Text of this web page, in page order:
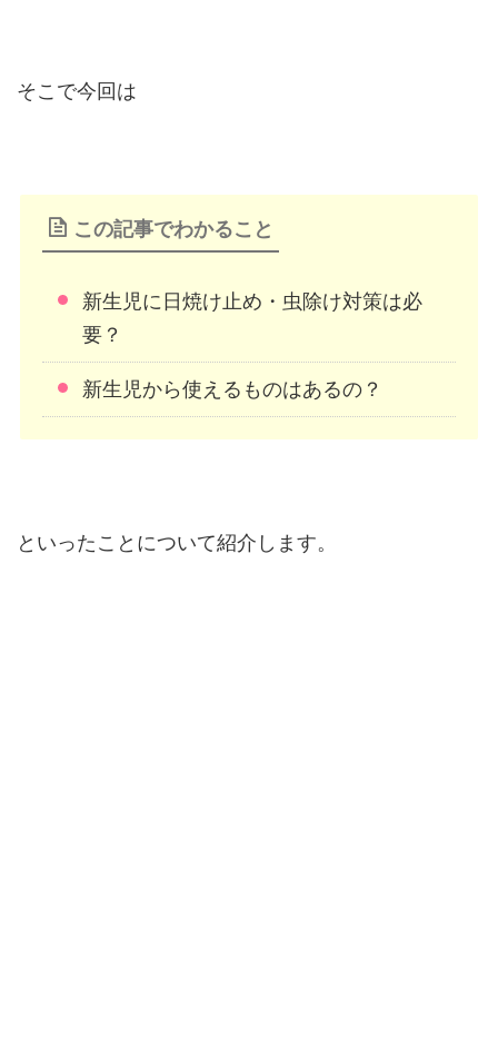
そこで今回は
この記事でわかること
新生児に日焼け止め・虫除け対策は必
要？
新生児から使えるものはあるの？
といったことについて紹介します。